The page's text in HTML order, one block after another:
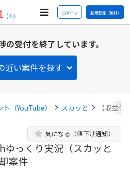
(※) ログイン 新規登録（無料）
の受付を終了しています。
近い案件を探す
（YouTube） スカッと 【収益
ゆっくり実況（スカッと
案件
気になる（値下げ通知）